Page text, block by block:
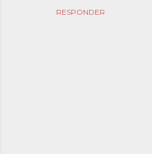
RESPONDER